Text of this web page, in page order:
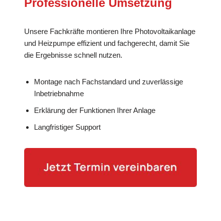
Professionelle Umsetzung
Unsere Fachkräfte montieren Ihre Photovoltaikanlage
und Heizpumpe effizient und fachgerecht, damit Sie
die Ergebnisse schnell nutzen.
Montage nach Fachstandard und zuverlässige
Inbetriebnahme
Erklärung der Funktionen Ihrer Anlage
Langfristiger Support